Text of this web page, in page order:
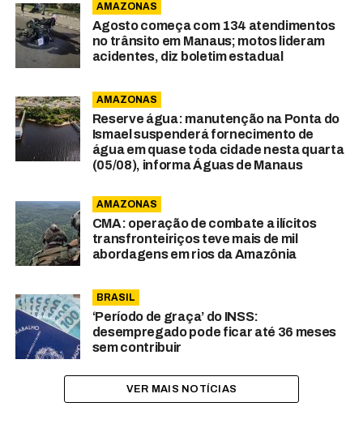
AMAZONAS
Agosto começa com 134 atendimentos
no trânsito em Manaus; motos lideram
acidentes, diz boletim estadual
AMAZONAS
Reserve água: manutenção na Ponta do
Ismael suspenderá fornecimento de
água em quase toda cidade nesta quarta
(05/08), informa Águas de Manaus
AMAZONAS
CMA: operação de combate a ilícitos
transfronteiriços teve mais de mil
abordagens em rios da Amazônia
BRASIL
‘Período de graça’ do INSS:
desempregado pode ficar até 36 meses
sem contribuir
VER MAIS NOTÍCIAS